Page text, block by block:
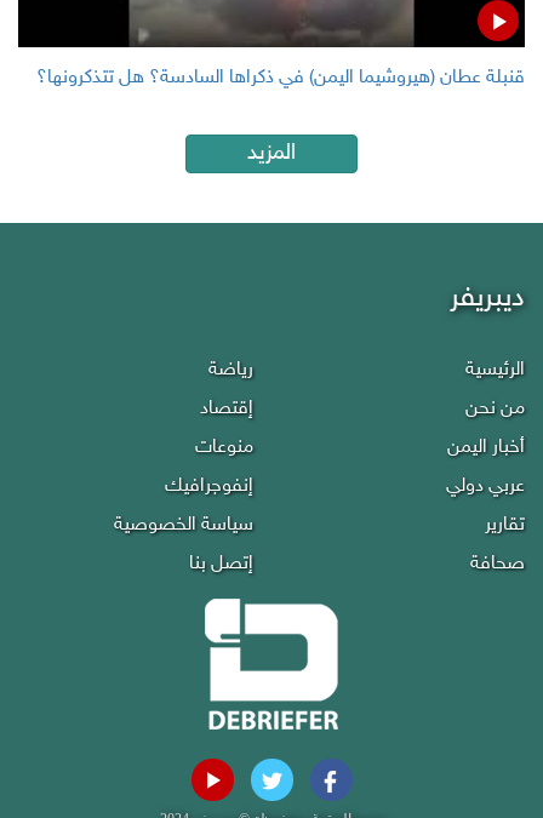
قنبلة عطان (هيروشيما اليمن) في ذكراها السادسة؟ هل تتذكرونها؟
المزيد
ديبريفر
الرئيسية
من نحن
أخبار اليمن
عربي دولي
تقارير
صحافة
رياضة
إقتصاد
منوعات
إنفوجرافيك
سياسة الخصوصية
إتصل بنا